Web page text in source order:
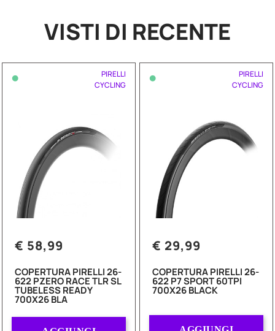
VISTI DI RECENTE
•
PIRELLI
CYCLING
€ 58,99
COPERTURA PIRELLI 26-
622 PZERO RACE TLR SL
TUBELESS READY
700X26 BLA
•
PIRELLI
CYCLING
€ 29,99
COPERTURA PIRELLI 26-
622 P7 SPORT 60TPI
700X26 BLACK